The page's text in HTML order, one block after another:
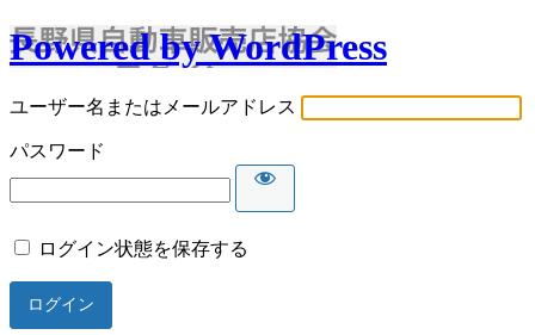
Powered by WordPress
ユーザー名またはメールアドレス
パスワード
ログイン状態を保存する